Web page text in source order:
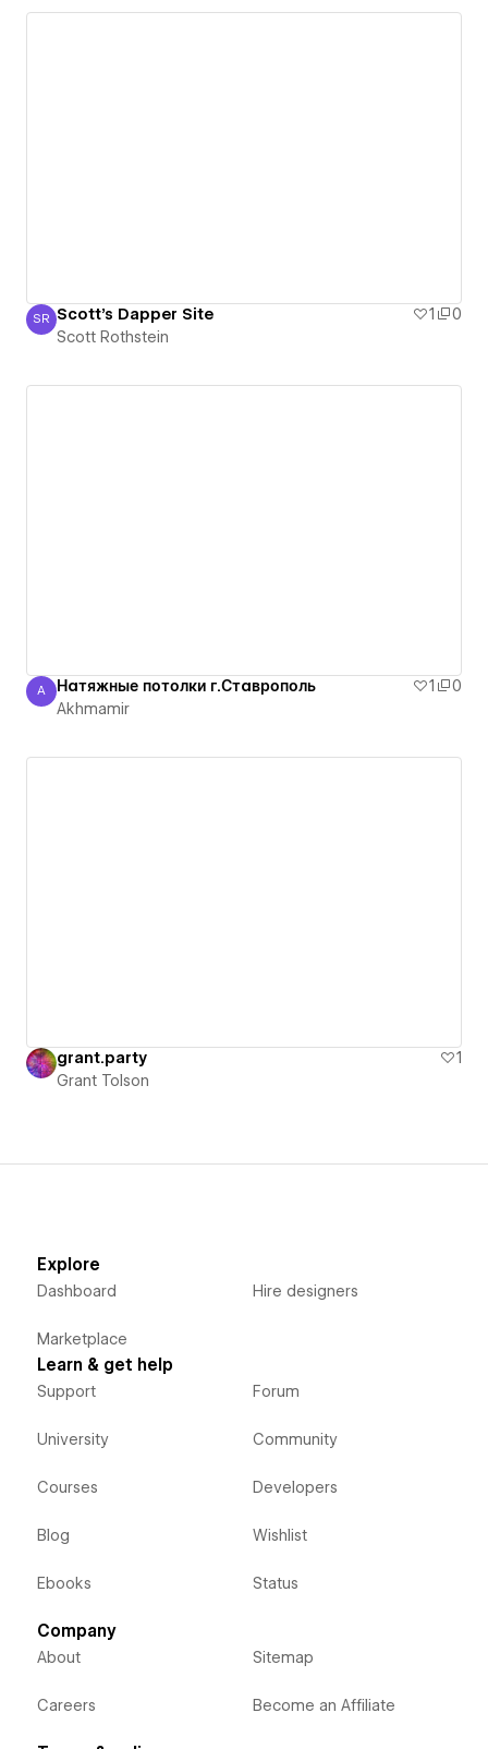
Scott Rothstein
SR Scott's Dapper Site 1
0
Scott Rothstein
Akhmamir
A Натяжные потолки г.Ставрополь 1
0
Akhmamir
grant.party
1
Grant Tolson
Explore
Dashboard
Marketplace
Hire designers
Learn & get help
Support
University
Courses
Blog
Ebooks
Forum
Community
Developers
Wishlist
Status
Company
About
Careers
Sitemap
Become an Affiliate